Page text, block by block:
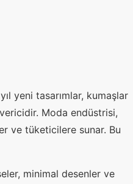
yeni tasarımlar, kumaşlar
Moda endüstrisi,
ve tüketicilere sunar. Bu
minimal desenler ve